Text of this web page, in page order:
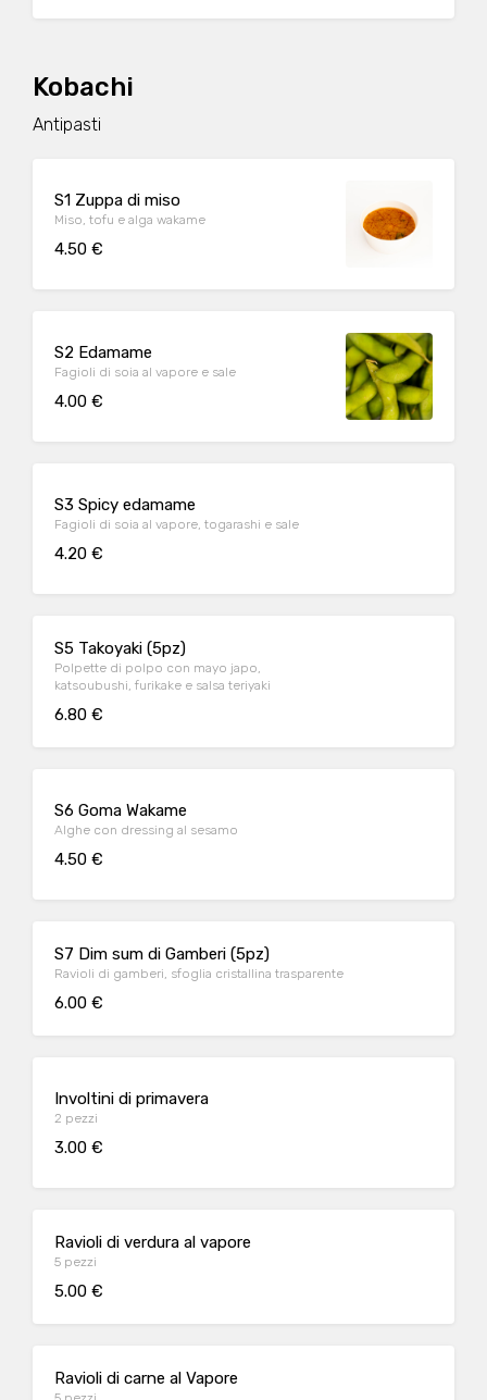
Kobachi
Antipasti
S1 Zuppa di miso
Miso, tofu e alga wakame
4.50 €
S2 Edamame
Fagioli di soia al vapore e sale
4.00 €
S3 Spicy edamame
Fagioli di soia al vapore, togarashi e sale
4.20 €
S5 Takoyaki (5pz)
Polpette di polpo con mayo japo,
katsoubushi, furikake e salsa teriyaki
6.80 €
S6 Goma Wakame
Alghe con dressing al sesamo
4.50 €
S7 Dim sum di Gamberi (5pz)
Ravioli di gamberi, sfoglia cristallina trasparente
6.00 €
Involtini di primavera
2 pezzi
3.00 €
Ravioli di verdura al vapore
5 pezzi
5.00 €
Ravioli di carne al Vapore